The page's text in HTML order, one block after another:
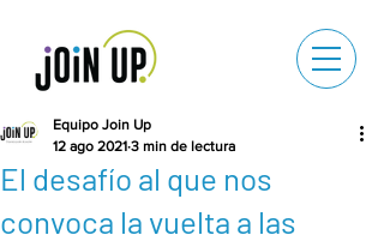
El desafío al que nos
convoca la vuelta a las
Equipo Join Up
12 ago 2021 3 min de lectura